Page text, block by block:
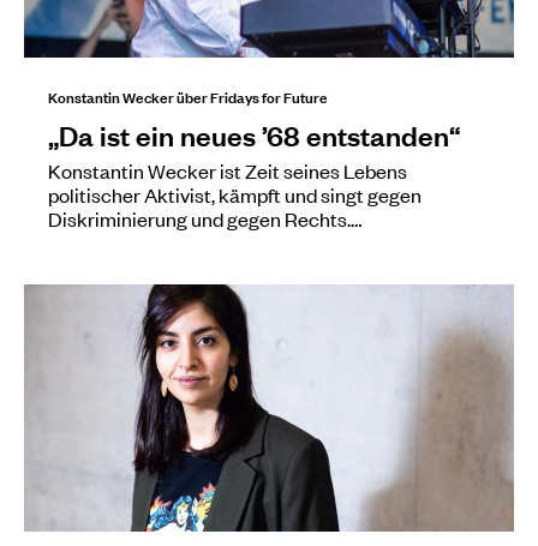
Konstantin Wecker über Fridays for Future
„Da ist ein neues ’68 entstanden“
Konstantin Wecker ist Zeit seines Lebens
politischer Aktivist, kämpft und singt gegen
Diskriminierung und gegen Rechts.…